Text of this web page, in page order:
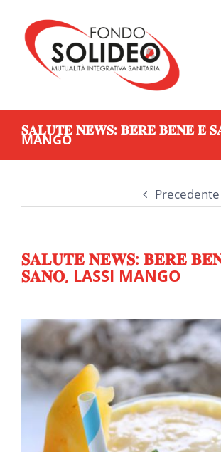
contenuto
HOME
FONDO SOLIDEO
PIANI ASSISTENZIALI
NEWS
INIZIATIVE
CONTATTI
𝐒𝐀𝐋𝐔𝐓𝐄 𝐍𝐄𝐖𝐒: 𝐁𝐄𝐑𝐄 𝐁𝐄𝐍𝐄 𝐄
MANGO
Precedente
𝐒𝐀𝐋𝐔𝐓𝐄 𝐍𝐄𝐖𝐒: 𝐁𝐄𝐑𝐄
𝐒𝐀𝐍𝐎, LASSI MANGO